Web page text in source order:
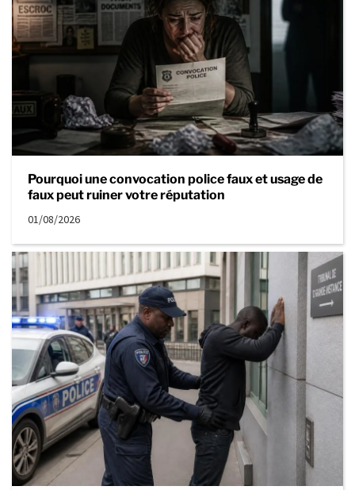
Pourquoi une convocation police faux et usage de
faux peut ruiner votre réputation
01/08/2026